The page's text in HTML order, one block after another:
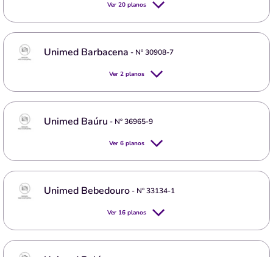
Ver 20 planos
Unimed Barbacena - Nº30908-7
Ver 2 planos
Unimed Baúru - Nº36965-9
Ver 6 planos
Unimed Bebedouro- Nº33134-1
Ver 16 planos